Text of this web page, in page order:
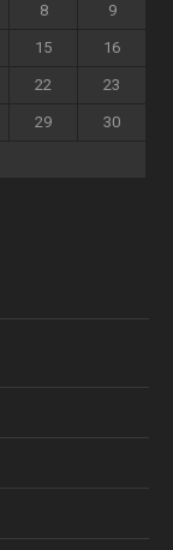
8 9
15 16
22 23
29 30